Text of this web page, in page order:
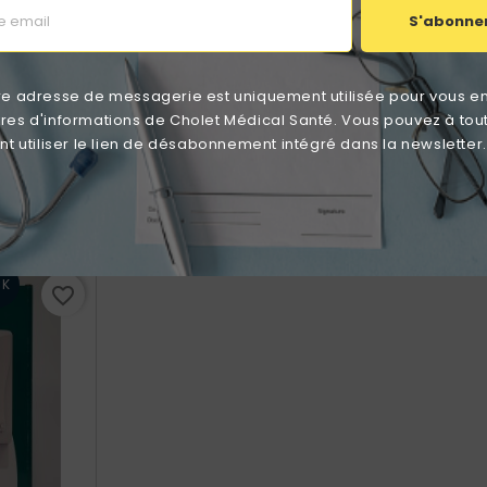
adresse de messagerie est uniquement utilisée pour vous
d'informations de Cholet Médical Santé. Vous pouvez à tout
utiliser le lien de désabonnement intégré dans la newsletter.
Surface
Bidon 5L
€
Désinfectant De Surface
Aniospray Surf 29 Sans
Prix
9,89 €
Gel
Aniosgel
A
favorite_border